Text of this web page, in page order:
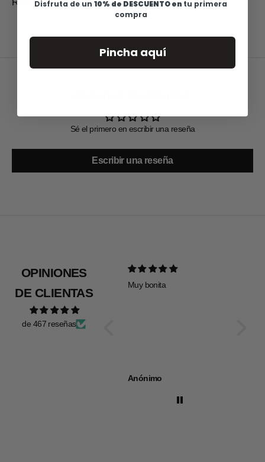
Sé el primero en escribir una reseña
Escribir una reseña
OPINIONES
DE CLIENTAS
de 467 reseñas
Muy bonita
Anónimo
Disfruta de un 10% de DESCUENTO en tu primera
compra
Pincha aquí